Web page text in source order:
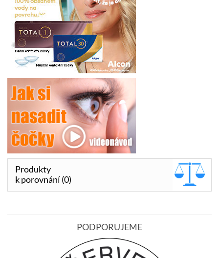
Produkty
k porovnání (0)
PODPORUJEME